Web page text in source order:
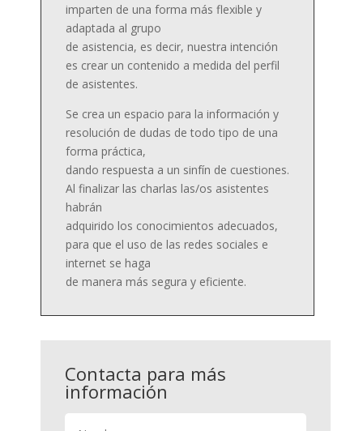
imparten de una forma más flexible y
adaptada al grupo
de asistencia, es decir, nuestra intención
es crear un contenido a medida del perfil
de asistentes.
Se crea un espacio para la información y
resolución de dudas de todo tipo de una
forma práctica,
dando respuesta a un sinfín de cuestiones.
Al finalizar las charlas las/os asistentes
habrán
adquirido los conocimientos adecuados,
para que el uso de las redes sociales e
internet se haga
de manera más segura y eficiente.
Contacta para más
información